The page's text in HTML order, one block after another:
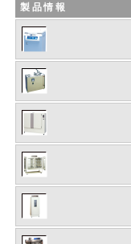
製品情報